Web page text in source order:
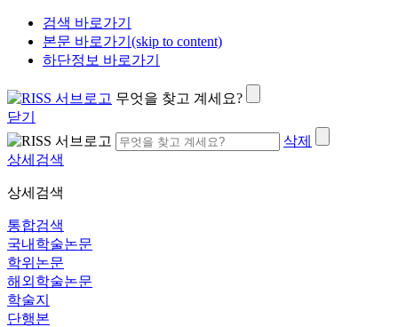
검색 바로가기
본문 바로가기(skip to content)
하단정보 바로가기
무엇을 찾고 계세요?
닫기
삭제
상세검색
상세검색
통합검색
국내학술논문
학위논문
해외학술논문
학술지
단행본